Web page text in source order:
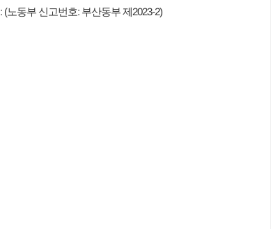
: (노동부 신고번호: 부산동부 제2023-2)